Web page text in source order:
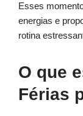
Esses
energias e
rotina
O que
Férias